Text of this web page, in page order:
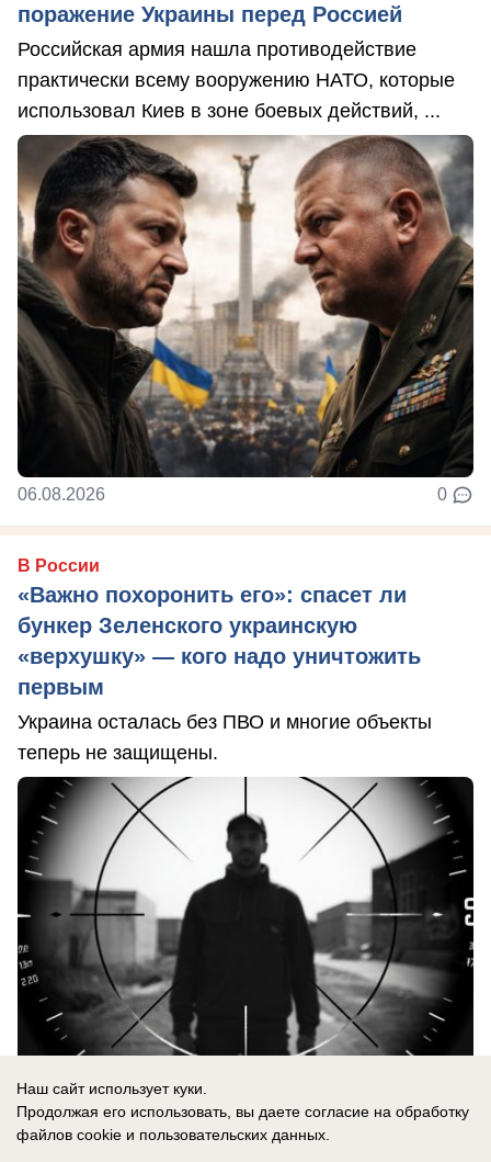
поражение Украины перед Россией
Российская армия нашла противодействие
практически всему вооружению НАТО, которые
использовал Киев в зоне боевых действий, ...
06.08.2026 0
В России
«Важно похоронить его»: спасет ли
бункер Зеленского украинскую
«верхушку» — кого надо уничтожить
первым
Украина осталась без ПВО и многие объекты
теперь не защищены.
06.08.2026
Наш сайт использует куки.
Продолжая его использовать, вы даете согласие на обработку
файлов cookie и пользовательских данных.